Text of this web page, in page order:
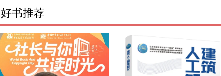
好书推荐